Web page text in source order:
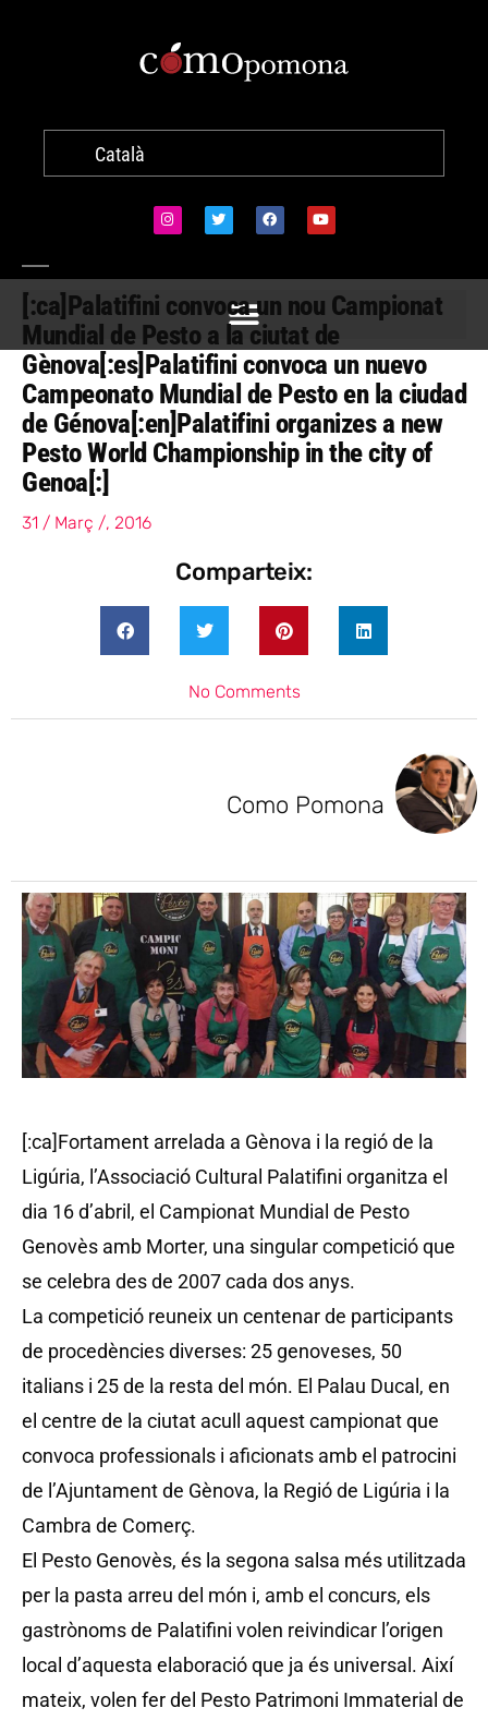
Català
[:ca]Palatifini convoca un nou Campionat
Mundial de Pesto a la ciutat de
Gènova[:es]Palatifini convoca un nuevo
Campeonato Mundial de Pesto en la ciudad
de Génova[:en]Palatifini organizes a new
Pesto World Championship in the city of
Genoa[:]
31 / Març /, 2016
Comparteix:
No Comments
Como Pomona
[:ca]Fortament arrelada a Gènova i la regió de la
Ligúria, l’Associació Cultural Palatifini organitza el
dia 16 d’abril, el Campionat Mundial de Pesto
Genovès amb Morter, una singular competició que
se celebra des de 2007 cada dos anys.
La competició reuneix un centenar de participants
de procedències diverses: 25 genoveses, 50
italians i 25 de la resta del món. El Palau Ducal, en
el centre de la ciutat acull aquest campionat que
convoca professionals i aficionats amb el patrocini
de l’Ajuntament de Gènova, la Regió de Ligúria i la
Cambra de Comerç.
El Pesto Genovès, és la segona salsa més utilitzada
per la pasta arreu del món i, amb el concurs, els
gastrònoms de Palatifini volen reivindicar l’origen
local d’aquesta elaboració que ja és universal. Així
mateix, volen fer del Pesto Patrimoni Immaterial de